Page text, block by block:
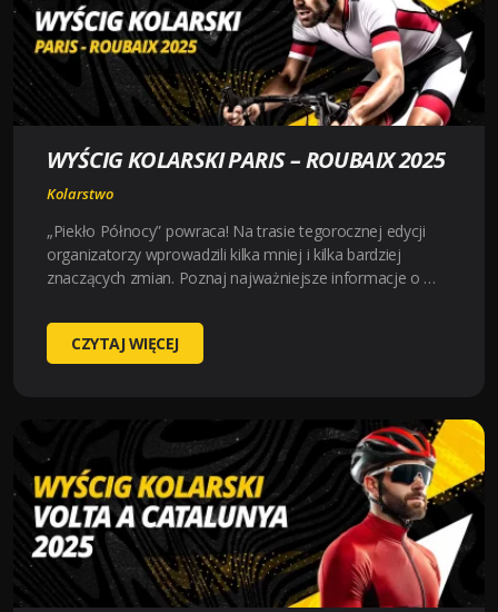
WYŚCIG KOLARSKI PARIS – ROUBAIX 2025
Kolarstwo
„Piekło Północy” powraca! Na trasie tegorocznej edycji
organizatorzy wprowadzili kilka mniej i kilka bardziej
znaczących zmian. Poznaj najważniejsze informacje o …
WYŚCIG
KOLARSKI
2025
CZYTAJ WIĘCEJ